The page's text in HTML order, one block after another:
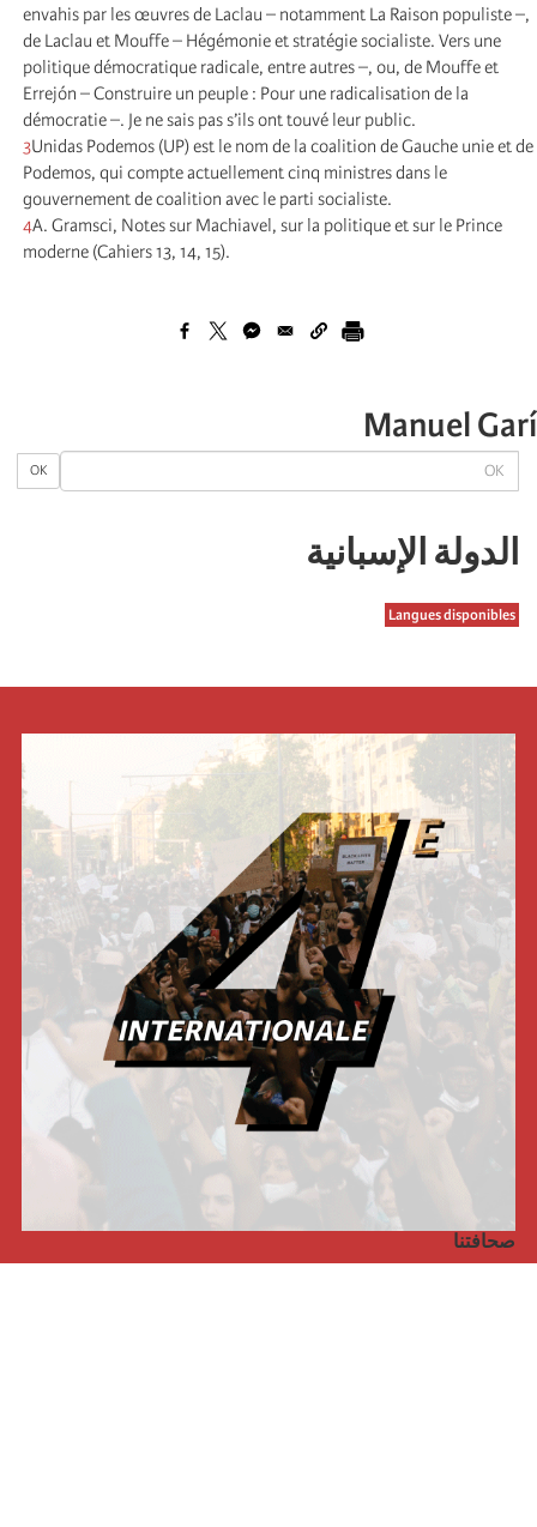
OK
OK
الدولة الإسبانیة
Langues disponibles
envahis par les œuvres de Laclau – notamment La Raison populiste –,
de Laclau et Mouffe – Hégémonie et stratégie socialiste. Vers une
politique démocratique radicale, entre autres –, ou, de Mouffe et
Errejón – Construire un peuple : Pour une radicalisation de la
démocratie –. Je ne sais pas s’ils ont touvé leur public.
3Unidas Podemos (UP) est le nom de la coalition de Gauche unie et de
Podemos, qui compte actuellement cinq ministres dans le
gouvernement de coalition avec le parti socialiste.
4A. Gramsci, Notes sur Machiavel, sur la politique et sur le Prince
moderne (Cahiers 13, 14, 15).
Manuel Garí
صحافتنا